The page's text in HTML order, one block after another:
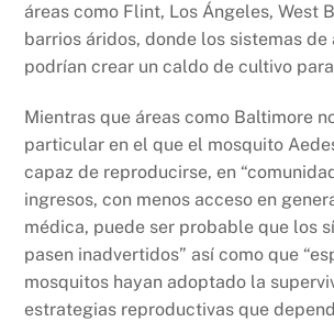
áreas como Flint, Los Ángeles, West
barrios áridos, donde los sistemas
podrían crear un caldo de cultivo
Mientras que áreas como Baltimore
particular en el que el mosquito
capaz de reproducirse, en
ingresos, con menos acceso en
médica, puede ser probable que los
pasen inadvertidos” así como que
mosquitos hayan adoptado la
estrategias reproductivas que